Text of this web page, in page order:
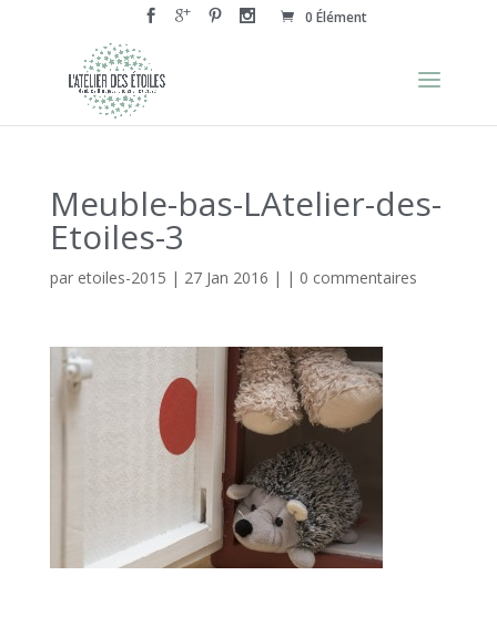
0 Élément
Meuble-bas-LAtelier-des-
Etoiles-3
par etoiles-2015 | 27 Jan 2016 | | 0 commentaires